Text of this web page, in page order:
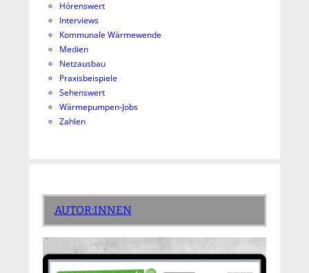
Hörenswert
Interviews
Kommunale Wärmewende
Medien
Netzausbau
Praxisbeispiele
Sehenswert
Wärmepumpen-Jobs
Zahlen
AUTOR:INNEN